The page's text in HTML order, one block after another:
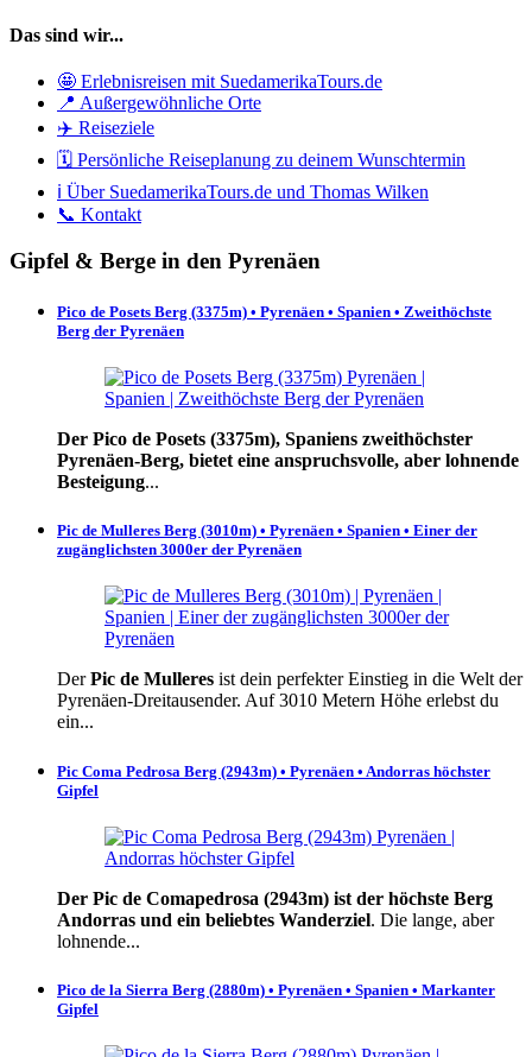
Das sind wir...
🤩 Erlebnisreisen mit SuedamerikaTours.de
📍 Außergewöhnliche Orte
✈️ Reiseziele
🗓️ Persönliche Reiseplanung zu deinem Wunschtermin
ℹ️ Über SuedamerikaTours.de und Thomas Wilken
📞 Kontakt
Gipfel & Berge in den Pyrenäen
Pico de Posets Berg (3375m) • Pyrenäen • Spanien • Zweithöchste
Berg der Pyrenäen
Der Pico de Posets (3375m), Spaniens zweithöchster
Pyrenäen-Berg, bietet eine anspruchsvolle, aber lohnende
Besteigung...
Pic de Mulleres Berg (3010m) • Pyrenäen • Spanien • Einer der
zugänglichsten 3000er der Pyrenäen
DerPic de Mulleres ist dein perfekter Einstieg in die Welt der
Pyrenäen-Dreitausender. Auf 3010 Metern Höhe erlebst du
ein...
Pic Coma Pedrosa Berg (2943m) • Pyrenäen • Andorras höchster
Gipfel
Der Pic de Comapedrosa (2943m) ist der höchste Berg
Andorras und ein beliebtes Wanderziel. Die lange, aber
lohnende...
Pico de la Sierra Berg (2880m) • Pyrenäen • Spanien • Markanter
Gipfel